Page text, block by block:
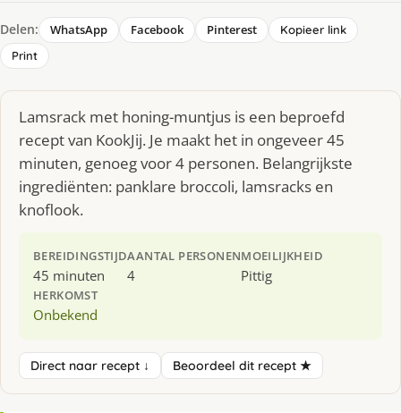
Delen: WhatsApp Facebook Pinterest
Kopieer link
Print
Lamsrack met honing-muntjus is een beproefd
recept van KookJij. Je maakt het in ongeveer 45
minuten, genoeg voor 4 personen. Belangrijkste
ingrediënten: panklare broccoli, lamsracks en
knoflook.
BEREIDINGSTIJD
45 minuten
AANTAL PERSONEN
4
MOEILIJKHEID
Pittig
HERKOMST
Onbekend
Direct naar recept ↓ Beoordeel dit recept ★